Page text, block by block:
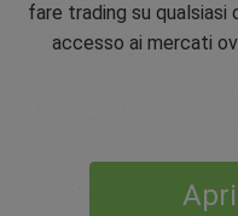
fare trading su qualsiasi
accesso ai mercati